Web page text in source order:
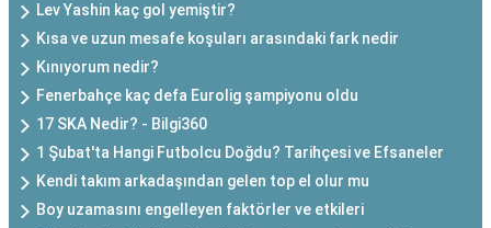
Lev Yashin kaç gol yemiştir?
Kısa ve uzun mesafe koşuları arasındaki fark nedir
Kınıyorum nedir?
Fenerbahçe kaç defa Eurolig şampiyonu oldu
17 SKA Nedir? - Bilgi360
1 Şubat'ta Hangi Futbolcu Doğdu? Tarihçesi ve Efsaneler
Kendi takım arkadaşından gelen top el olur mu
Boy uzamasını engelleyen faktörler ve etkileri